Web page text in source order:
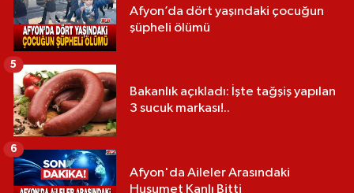
Afyon’da dört yaşındaki çocuğun
şüpheli ölümü
Bakanlık açıkladı: İşte tağşiş yapılan
3 sucuk markası!..
5
Afyon'da Aileler Arasındaki
Husumet Kanlı Bitti
6